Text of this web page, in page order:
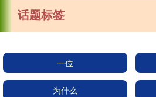
话题标签
一位
为什么